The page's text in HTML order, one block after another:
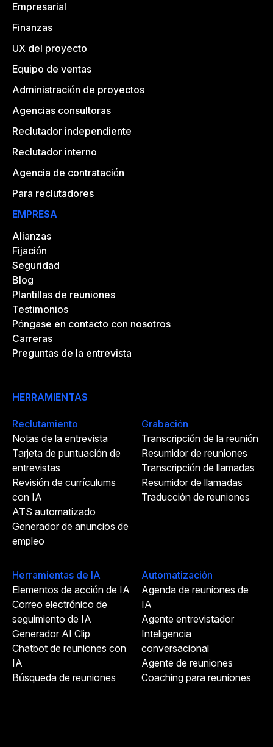
Empresarial
Finanzas
UX del proyecto
Equipo de ventas
Administración de proyectos
Agencias consultoras
Reclutador independiente
Reclutador interno
Agencia de contratación
Para reclutadores
EMPRESA
Alianzas
Fijación
Seguridad
Blog
Plantillas de reuniones
Testimonios
Póngase en contacto con nosotros
Carreras
Preguntas de la entrevista
HERRAMIENTAS
Reclutamiento
Notas de la entrevista
Tarjeta de puntuación de
entrevistas
Revisión de currículums
con IA
ATS automatizado
Generador de anuncios de
empleo
Grabación
Transcripción de la reunión
Resumidor de reuniones
Transcripción de llamadas
Resumidor de llamadas
Traducción de reuniones
Herramientas de IA
Elementos de acción de IA
Correo electrónico de
seguimiento de IA
Generador AI Clip
Chatbot de reuniones con
IA
Búsqueda de reuniones
Automatización
Agenda de reuniones de
IA
Agente entrevistador
Inteligencia
conversacional
Agente de reuniones
Coaching para reuniones